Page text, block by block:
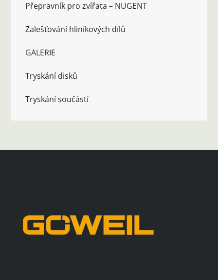
Přepravník pro zvířata – NUGENT
Zalešťování hliníkových dílů
GALERIE
Tryskání disků
Tryskání součástí